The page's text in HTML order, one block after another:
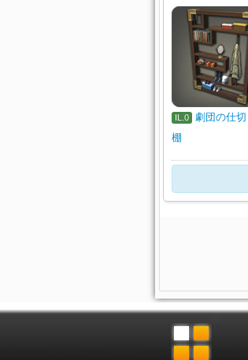
IL.0
劇団の仕
棚